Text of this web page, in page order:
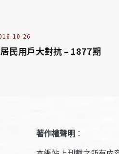
10-26
民用戶大對抗 – 1877期
著作權聲明 ：